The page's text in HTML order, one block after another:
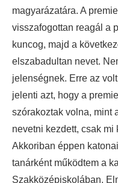
magyarázatára. A
visszafogottan reagál a
kuncog, majd a
elszabadultan nevet.
jelenségnek. Erre az
jelenti azt, hogy a
szórakoztak volna, mint
nevetni kezdett, csak mi
Akkoriban éppen
tanárként működtem a
Szakközépiskolában.